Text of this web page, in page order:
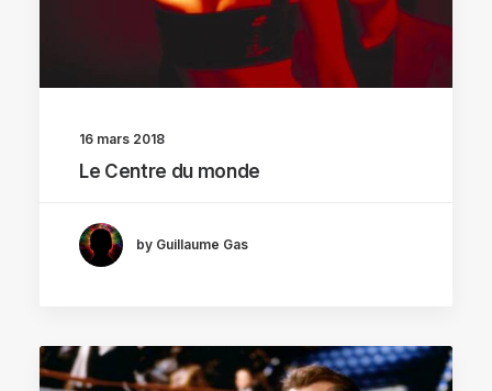
16 mars 2018
Le Centre du monde
by Guillaume Gas